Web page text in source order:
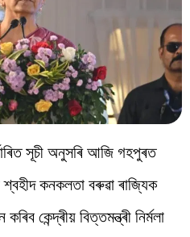
সূচী অনুসৰি আজি গহপুৰত
কনকলতা বৰুৱা ৰাজ্যিক
কেন্দ্ৰীয় বিত্তমন্ত্ৰী নিৰ্মলা